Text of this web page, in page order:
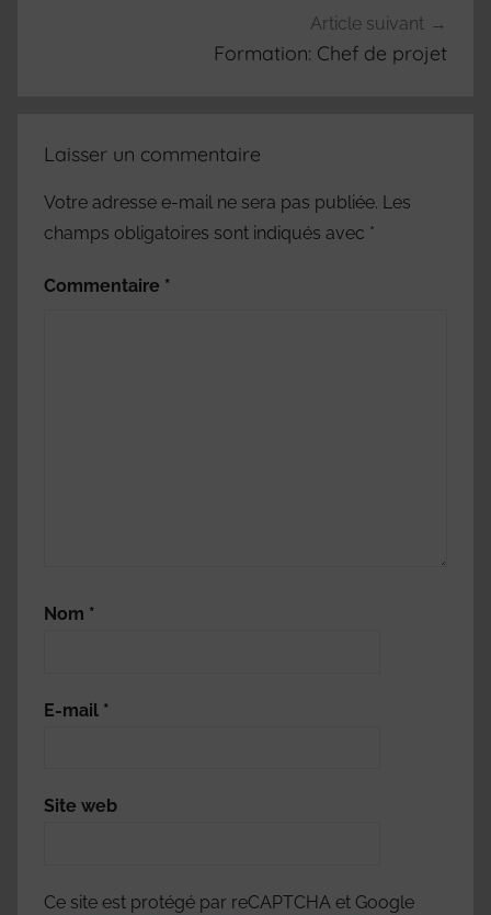
Article suivant
Formation: Chef de projet
Laisser un commentaire
Votre adresse e-mail ne sera pas publiée. Les
champs obligatoires sont indiqués avec *
Commentaire *
Nom *
E-mail *
Site web
Ce site est protégé par reCAPTCHA et Google